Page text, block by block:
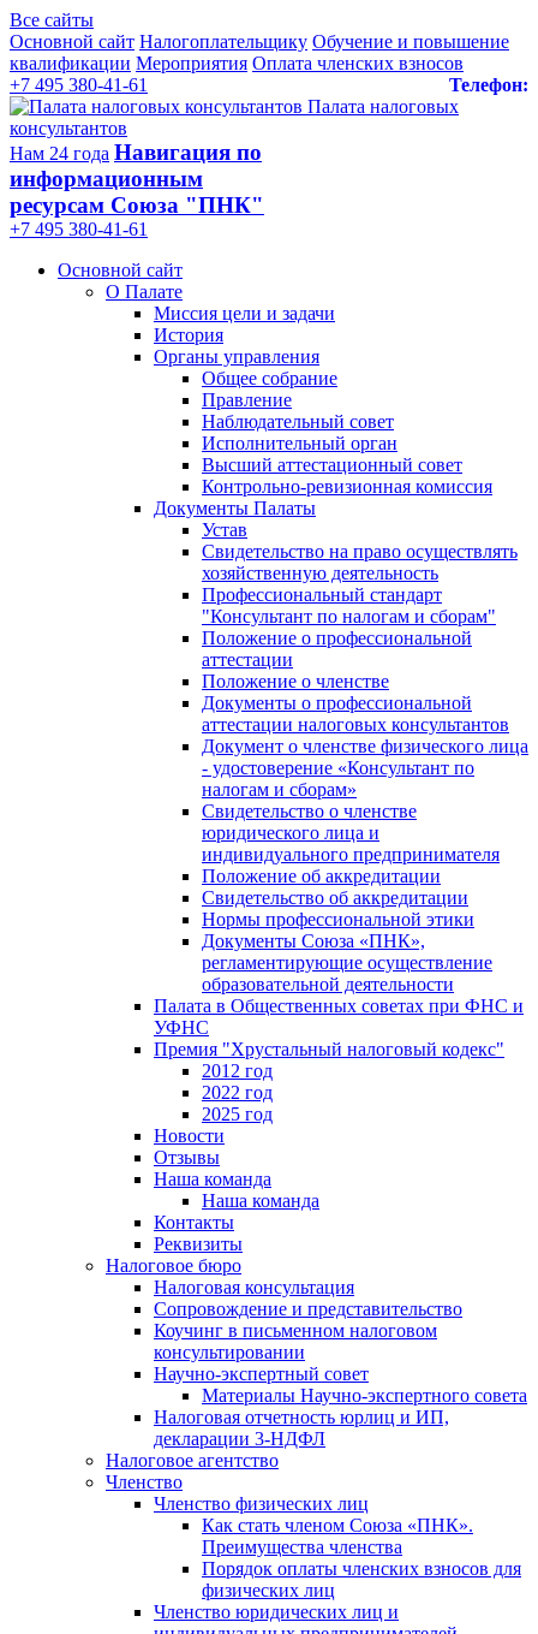
Все сайты
Основной сайт Налогоплательщику Обучение и повышение
квалификации Мероприятия Оплата членских взносов
Телефон:
+7 495 380-41-61
Палата налоговых
консультантов
Нам 24 года Навигация по
информационным
ресурсам Союза "ПНК"
+7 495 380‑41‑61
Основной сайт
О Палате
Миссия цели и задачи
История
Органы управления
Общее собрание
Правление
Наблюдательный совет
Исполнительный орган
Высший аттестационный совет
Контрольно-ревизионная комиссия
Документы Палаты
Устав
Свидетельство на право осуществлять
хозяйственную деятельность
Профессиональный стандарт
"Консультант по налогам и сборам"
Положение о профессиональной
аттестации
Положение о членстве
Документы о профессиональной
аттестации налоговых консультантов
Документ о членстве физического лица
- удостоверение «Консультант по
налогам и сборам»
Свидетельство о членстве
юридического лица и
индивидуального предпринимателя
Положение об аккредитации
Свидетельство об аккредитации
Нормы профессиональной этики
Документы Союза «ПНК»,
регламентирующие осуществление
образовательной деятельности
Палата в Общественных советах при ФНС и
УФНС
Премия "Хрустальный налоговый кодекс"
2012 год
2022 год
2025 год
Новости
Отзывы
Наша команда
Наша команда
Контакты
Реквизиты
Налоговое бюро
Налоговая консультация
Cопровождение и представительство
Коучинг в письменном налоговом
консультировании
Научно-экспертный совет
Материалы Научно-экспертного совета
Налоговая отчетность юрлиц и ИП,
декларации 3-НДФЛ
Налоговое агентство
Членство
Членство физических лиц
Как стать членом Союза «ПНК».
Преимущества членства
Порядок оплаты членских взносов для
физических лиц
Членство юридических лиц и